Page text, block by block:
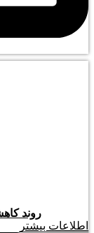
روند
اطلاعات بیشتر